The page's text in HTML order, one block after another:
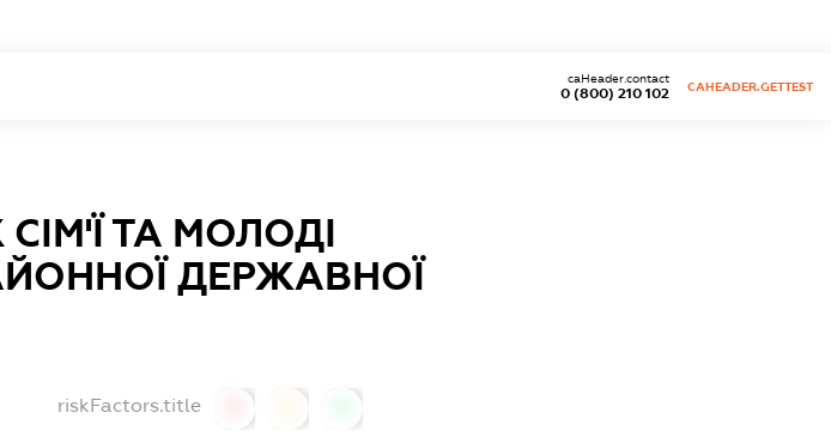
0 (800) 210 102
caHeader.contact
CAHEADER.GETTEST
ТА МОЛОДІ
ДЕРЖАВНОЇ
riskFactors.title